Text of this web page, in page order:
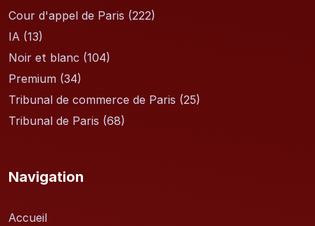
Cour d'appel de Paris (222)
IA (13)
Noir et blanc (104)
Premium (34)
Tribunal de commerce de Paris (25)
Tribunal de Paris (68)
Navigation
Accueil